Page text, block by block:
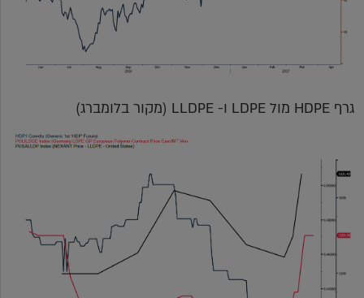
גרף HDPE מול LDPE ו- LLDPE (מקור בלומברג)